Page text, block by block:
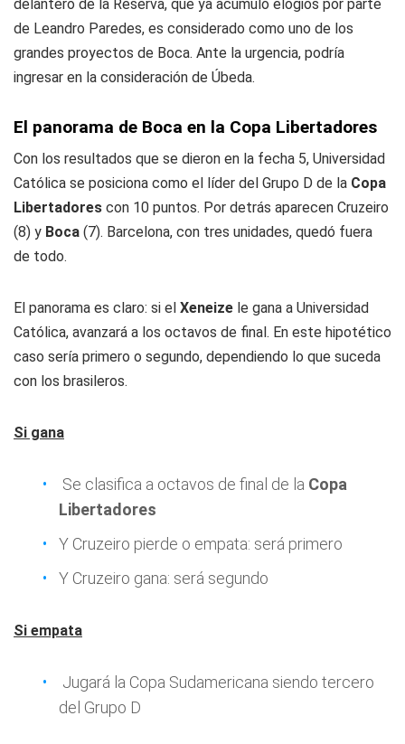
delantero de la Reserva, que ya acumuló elogios por parte
de Leandro Paredes, es considerado como uno de los
grandes proyectos de Boca. Ante la urgencia, podría
ingresar en la consideración de Úbeda.
El panorama de Boca en la Copa Libertadores
Con los resultados que se dieron en la fecha 5, Universidad
Católica se posiciona como el líder del Grupo D de la Copa
Libertadores con 10 puntos. Por detrás aparecen Cruzeiro
(8) y Boca (7). Barcelona, con tres unidades, quedó fuera
de todo.
El panorama es claro: si el Xeneize le gana a Universidad
Católica, avanzará a los octavos de final. En este hipotético
caso sería primero o segundo, dependiendo lo que suceda
con los brasileros.
Si gana
Se clasifica a octavos de final de la Copa
Libertadores
Y Cruzeiro pierde o empata: será primero
Y Cruzeiro gana: será segundo
Si empata
Jugará la Copa Sudamericana siendo tercero
del Grupo D